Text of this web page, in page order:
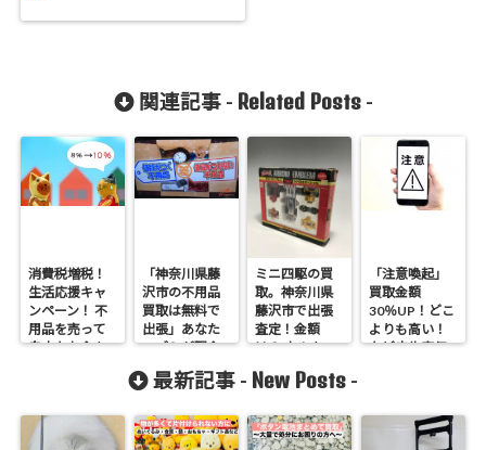
関連記事 - Related Posts-
消費税増税！
生活応援キャ
ンペーン！ 不
用品を売って
自由なお金を
「神奈川県藤
沢市の不用品
買取は無料で
出張」あなた
のゴミが現金
ミニ四駆の買
取。神奈川県
藤沢市で出張
査定！金額
は？[おもちゃ]
「注意喚起」
買取金額
30％UP！どこ
よりも高い！
など広告宣伝
最新記事 - New Posts -